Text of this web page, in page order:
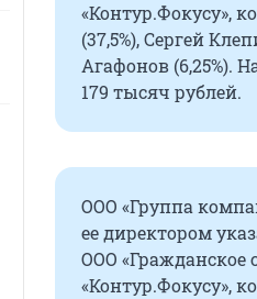
«Контур.Фокусу»,
(37,5%), Сергей
Агафонов (6,25%).
179 тысяч рублей.
ООО «Группа
ее директором
ООО «Гражданское
«Контур.Фокусу»,